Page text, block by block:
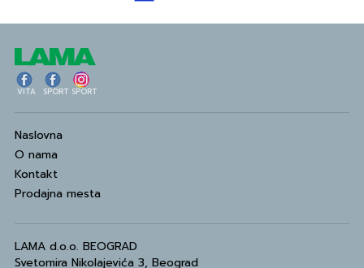
VITA SPORT SPORT
Naslovna
O nama
Kontakt
Prodajna mesta
LAMA d.o.o. BEOGRAD
Svetomira Nikolajevića 3, Beograd